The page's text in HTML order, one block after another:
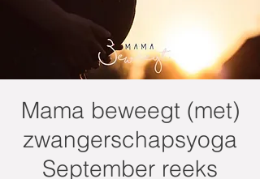
Mama beweegt (met)
zwangerschapsyoga
September reeks